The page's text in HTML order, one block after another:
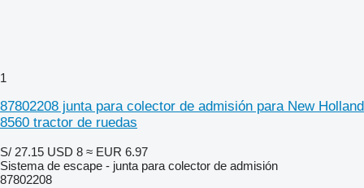
1
87802208 junta para colector de admisión para New Holland
8560 tractor de ruedas
S/ 27.15 USD 8 ≈ EUR 6.97
Sistema de escape - junta para colector de admisión
87802208